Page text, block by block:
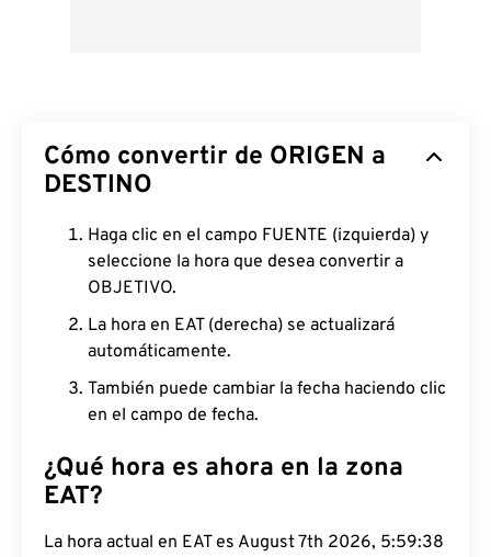
Cómo convertir de ORIGEN a
DESTINO
Haga clic en el campo FUENTE (izquierda) y
seleccione la hora que desea convertir a
OBJETIVO.
La hora en EAT (derecha) se actualizará
automáticamente.
También puede cambiar la fecha haciendo clic
en el campo de fecha.
¿Qué hora es ahora en la zona
EAT?
La hora actual en EAT es August 7th 2026, 5:59:39